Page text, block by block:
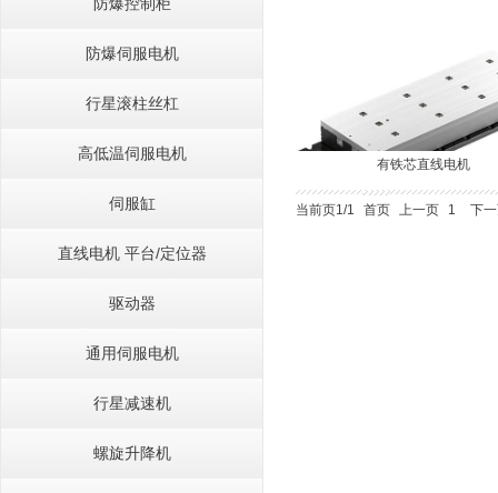
有铁芯直线电机
当前页1/1 首页 上一页 1 下
防爆伺服电机
行星滚柱丝杠
高低温伺服电机
伺服缸
直线电机 平台/定位器
驱动器
通用伺服电机
行星减速机
螺旋升降机